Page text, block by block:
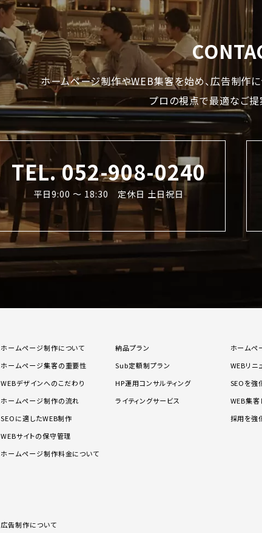
ホームページ制作やWEB集客を始め、広告制作に
プロの視点で最適なご提
TEL. 052-908-0240
平日9:00 〜 18:30 定休日 土日祝日
ホームページ制作について
ホームページ集客の重要性
WEBデザインへのこだわり
ホームページ制作の流れ
SEOに適したWEB制作
WEBサイトの保守管理
ホームページ制作料金について
納品プラン
Sub定額制プラン
HP運用コンサルティング
ライティングサービス
ホームペ
WEBリニ
SEOを強
WEB集客
採用を強
広告制作について